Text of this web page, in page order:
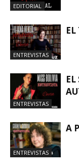
EDITORIAL
ENTREVISTAS
ENTREVISTAS
ENTREVISTAS
A